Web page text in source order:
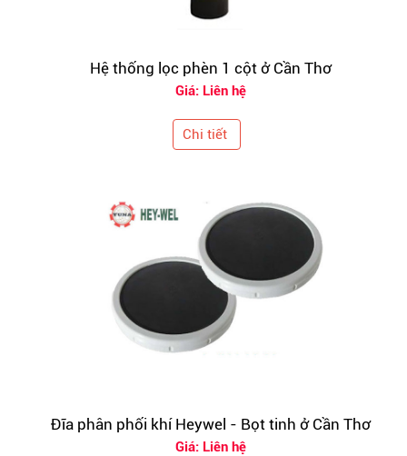
Hệ thống lọc phèn 1 cột ở Cần Thơ
Giá: Liên hệ
Chi tiết
Đĩa phân phối khí Heywel - Bọt tinh ở Cần Thơ
Giá: Liên hệ